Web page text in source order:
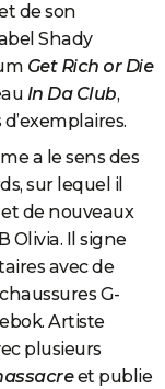
de son
Shady
Get Rich or Die
In Da Club,
a le sens des
sur lequel il
de nouveaux
Olivia. Il signe
avec de
G-
Artiste
plusieurs
et publie